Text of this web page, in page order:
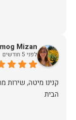
Mizan
לפני 5 חודשים
קנינו מיטה, שירות
הבית